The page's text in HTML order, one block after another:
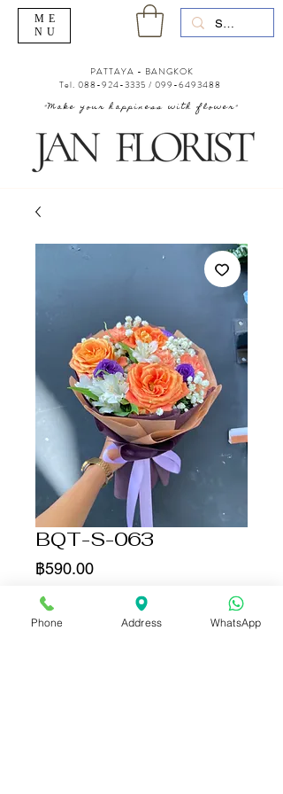
"Make your happiness with flower"
PATTAYA - BANGKOK
Tel. 088-924-3335 / 099-6493488
ME
NU
BQT-S-063
฿590.00ราคา
จำนวน
Phone Address WhatsApp